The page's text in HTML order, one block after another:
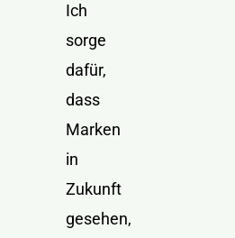
Ich
sorge
dafür,
dass
Marken
in
Zukunft
gesehen,